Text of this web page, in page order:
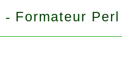
- Formateur Perl